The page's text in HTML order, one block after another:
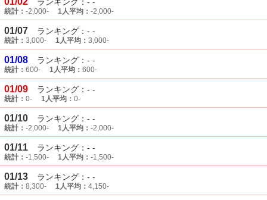
統計： -2,000- 1人平均： -2,000-
01/07 ランキング：- -
統計： 3,000- 1人平均： 3,000-
01/08 ランキング：- -
統計： 600- 1人平均： 600-
01/09 ランキング：- -
統計： 0- 1人平均： 0-
01/10 ランキング：- -
統計： -2,000- 1人平均： -2,000-
01/11 ランキング：- -
統計： -1,500- 1人平均： -1,500-
01/13 ランキング：- -
統計： 8,300- 1人平均： 4,150-